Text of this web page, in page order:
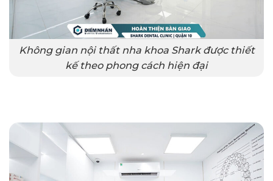
Không gian nội thất nha khoa Shark được thiết
kế theo phong cách hiện đại